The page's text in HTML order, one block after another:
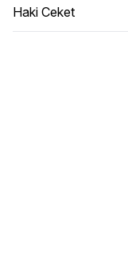
Haki Ceket